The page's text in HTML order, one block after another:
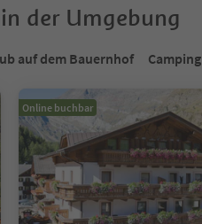
der Umgebung
auf dem Bauernhof Camping
Online buchbar